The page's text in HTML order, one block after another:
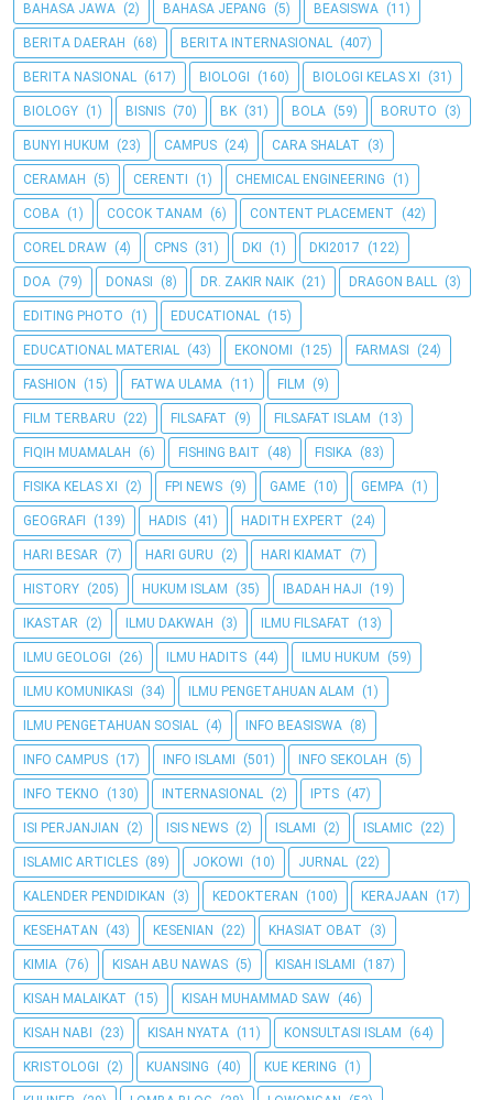
BAHASA JAWA (2) BAHASA JEPANG (5) BEASISWA (11)
BERITA DAERAH (68) BERITA INTERNASIONAL (407)
BERITA NASIONAL (617) BIOLOGI (160) BIOLOGI KELAS XI (31)
BIOLOGY (1) BISNIS (70) BK (31) BOLA (59) BORUTO (3)
BUNYI HUKUM (23) CAMPUS (24) CARA SHALAT (3)
CERAMAH (5) CERENTI (1) CHEMICAL ENGINEERING (1)
COBA (1) COCOK TANAM (6) CONTENT PLACEMENT (42)
COREL DRAW (4) CPNS (31) DKI (1) DKI2017 (122)
DOA (79) DONASI (8) DR. ZAKIR NAIK (21) DRAGON BALL (3)
EDITING PHOTO (1) EDUCATIONAL (15)
EDUCATIONAL MATERIAL (43) EKONOMI (125) FARMASI (24)
FASHION (15) FATWA ULAMA (11) FILM (9)
FILM TERBARU (22) FILSAFAT (9) FILSAFAT ISLAM (13)
FIQIH MUAMALAH (6) FISHING BAIT (48) FISIKA (83)
FISIKA KELAS XI (2) FPI NEWS (9) GAME (10) GEMPA (1)
GEOGRAFI (139) HADIS (41) HADITH EXPERT (24)
HARI BESAR (7) HARI GURU (2) HARI KIAMAT (7)
HISTORY (205) HUKUM ISLAM (35) IBADAH HAJI (19)
IKASTAR (2) ILMU DAKWAH (3) ILMU FILSAFAT (13)
ILMU GEOLOGI (26) ILMU HADITS (44) ILMU HUKUM (59)
ILMU KOMUNIKASI (34) ILMU PENGETAHUAN ALAM (1)
ILMU PENGETAHUAN SOSIAL (4) INFO BEASISWA (8)
INFO CAMPUS (17) INFO ISLAMI (501) INFO SEKOLAH (5)
INFO TEKNO (130) INTERNASIONAL (2) IPTS (47)
ISI PERJANJIAN (2) ISIS NEWS (2) ISLAMI (2) ISLAMIC (22)
ISLAMIC ARTICLES (89) JOKOWI (10) JURNAL (22)
KALENDER PENDIDIKAN (3) KEDOKTERAN (100) KERAJAAN (17)
KESEHATAN (43) KESENIAN (22) KHASIAT OBAT (3)
KIMIA (76) KISAH ABU NAWAS (5) KISAH ISLAMI (187)
KISAH MALAIKAT (15) KISAH MUHAMMAD SAW (46)
KISAH NABI (23) KISAH NYATA (11) KONSULTASI ISLAM (64)
KRISTOLOGI (2) KUANSING (40) KUE KERING (1)